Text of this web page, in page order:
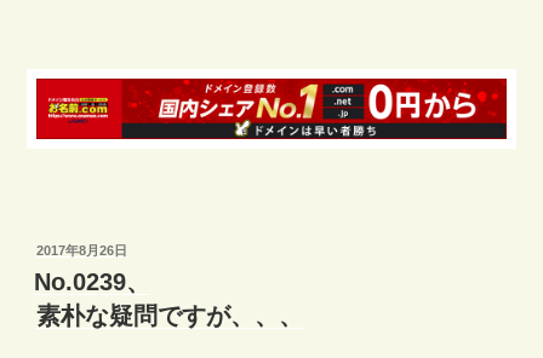
投
稿
日:
2017年8月26日
No.0239、
素朴な疑問ですが、、、